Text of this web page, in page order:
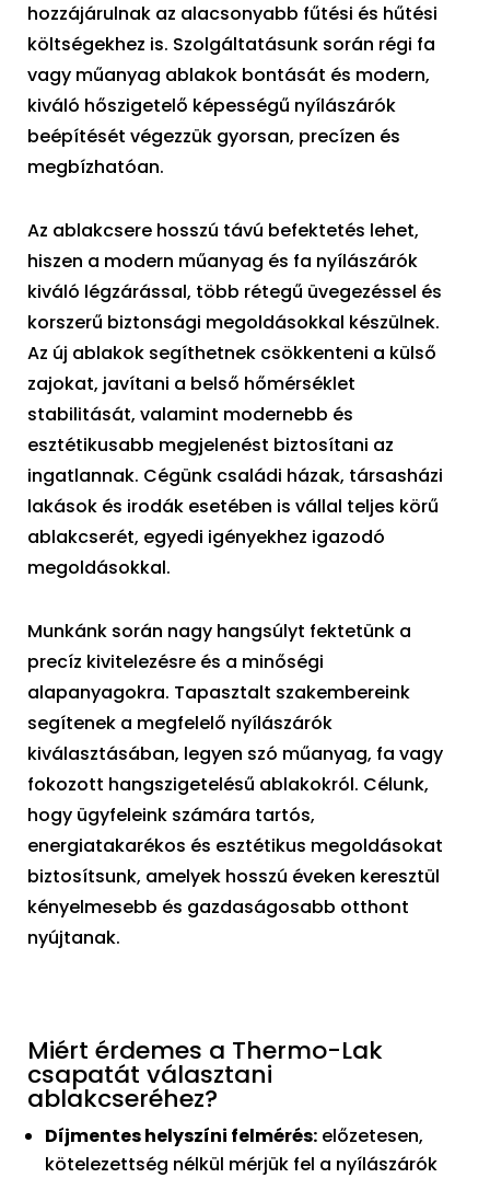
hozzájárulnak az alacsonyabb fűtési és hűtési
költségekhez is. Szolgáltatásunk során régi fa
vagy műanyag ablakok bontását és modern,
kiváló hőszigetelő képességű nyílászárók
beépítését végezzük gyorsan, precízen és
megbízhatóan.
Az ablakcsere hosszú távú befektetés lehet,
hiszen a modern műanyag és fa nyílászárók
kiváló légzárással, több rétegű üvegezéssel és
korszerű biztonsági megoldásokkal készülnek.
Az új ablakok segíthetnek csökkenteni a külső
zajokat, javítani a belső hőmérséklet
stabilitását, valamint modernebb és
esztétikusabb megjelenést biztosítani az
ingatlannak. Cégünk családi házak, társasházi
lakások és irodák esetében is vállal teljes körű
ablakcserét, egyedi igényekhez igazodó
megoldásokkal.
Munkánk során nagy hangsúlyt fektetünk a
precíz kivitelezésre és a minőségi
alapanyagokra. Tapasztalt szakembereink
segítenek a megfelelő nyílászárók
kiválasztásában, legyen szó műanyag, fa vagy
fokozott hangszigetelésű ablakokról. Célunk,
hogy ügyfeleink számára tartós,
energiatakarékos és esztétikus megoldásokat
biztosítsunk, amelyek hosszú éveken keresztül
kényelmesebb és gazdaságosabb otthont
nyújtanak.
Miért érdemes a Thermo-Lak
csapatát választani
ablakcseréhez?
Díjmentes helyszíni felmérés: előzetesen,
kötelezettség nélkül mérjük fel a nyílászárók